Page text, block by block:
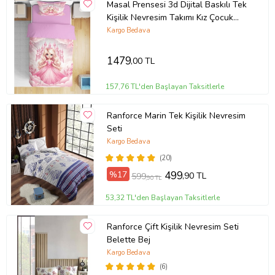
Masal Prensesi 3d Dijital Baskılı Tek
Kişilik Nevresim Takımı Kız Çocuk
Genç Odası (Pudra Pembe)
Kargo Bedava
1479,00 TL
157,76 TL'den Başlayan Taksitlerle
Ranforce Marin Tek Kişilik Nevresim
Seti
(20)
Kargo Bedava
%17 599,90 TL 499,90 TL
53,32 TL'den Başlayan Taksitlerle
Ranforce Çift Kişilik Nevresim Seti
Belette Bej
(6)
Kargo Bedava